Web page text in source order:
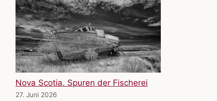
Nova Scotia. Spuren der Fischerei
27. Juni 2026